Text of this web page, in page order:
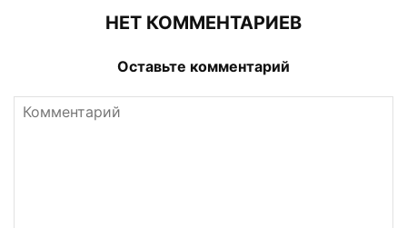
НЕТ КОММЕНТАРИЕВ
Оставьте комментарий